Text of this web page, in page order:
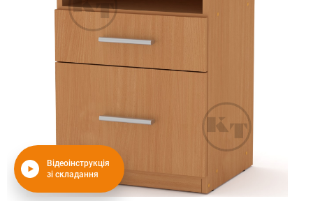
Відеоінструкція
зі складання